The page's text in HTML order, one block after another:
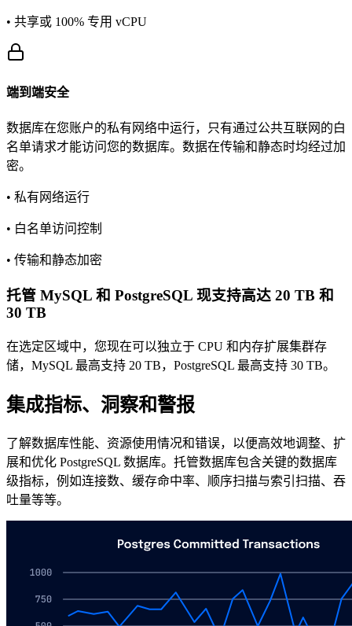
• 共享或 100% 专用 vCPU
端到端安全
数据库在您账户的私有网络中运行，只有通过公共互联网的白
名单请求才能访问您的数据库。数据在传输和静态时均经过加
密。
• 私有网络运行
• 白名单访问控制
• 传输和静态加密
托管 MySQL 和 PostgreSQL 现支持高达 20 TB 和
30 TB
在选定区域中，您现在可以独立于 CPU 和内存扩展集群存
储，MySQL 最高支持 20 TB，PostgreSQL 最高支持 30 TB。
集成指标、洞察和警报
了解数据库性能、资源使用情况和错误，以便高效地调整、扩
展和优化 PostgreSQL 数据库。托管数据库包含关键的数据库
级指标，例如连接数、缓存命中率、顺序扫描与索引扫描、吞
吐量等等。